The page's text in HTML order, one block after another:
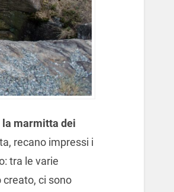
la marmitta dei
recano impressi i
tra le varie
ci sono